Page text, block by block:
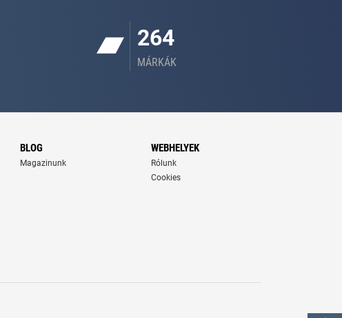
264
MÁRKÁK
BLOG
Magazinunk
WEBHELYEK
Rólunk
Cookies